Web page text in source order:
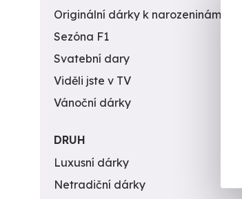
Originální dárky k narozeninám
Sezóna F1
Svatební dary
Viděli jste v TV
Vánoční dárky
DRUH
Luxusní dárky
Netradiční dárky